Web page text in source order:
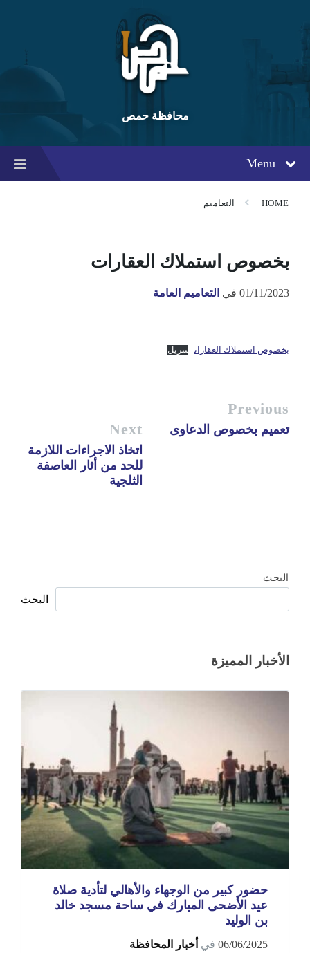
content
main
navigation
footer
محافظة حمص
Menu
HOME التعاميم
بخصوص استملاك العقارات
01/11/2023 في التعاميم العامة
بخصوص استملاك العقارات تنزيل
Previous
تعميم بخصوص الدعاوى Next
اتخاذ الاجراءات اللازمة
للحد من أثار العاصفة
الثلجية
البحث
البحث
الأخبار المميزة
حضور كبير من الوجهاء والأهالي لتأدية صلاة
عيد الأضحى المبارك في ساحة مسجد خالد
بن الوليد
06/06/2025 في أخبار المحافظة